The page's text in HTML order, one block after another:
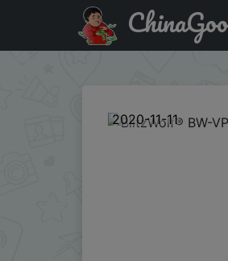
Код на знижку BGALVP12
2020-11-11